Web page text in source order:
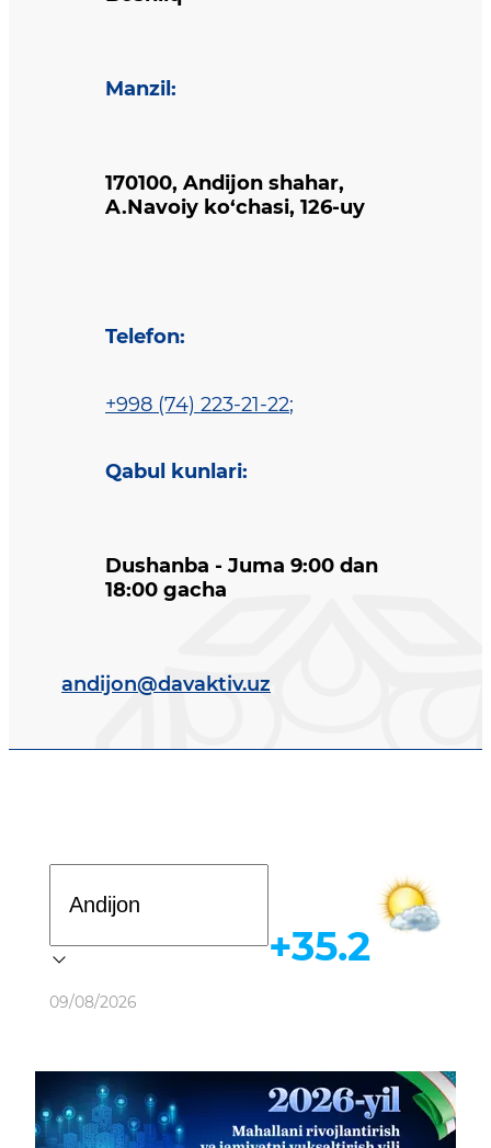
Manzil :
170100, Andijon shahar,
A.Navoiy ko‘chasi, 126-uy
Telefon:
+998 (74) 223-21-22;
Qabul kunlari:
Dushanba - Juma 9:00 dan
18:00 gacha
andijon@davaktiv.uz
Ob-havo
09/08/2026
+35.2